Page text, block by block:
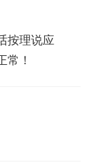
按理说应
常！